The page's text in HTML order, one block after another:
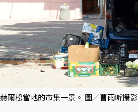
赫爾松當地的市集一景。 圖／曹雨昕攝影